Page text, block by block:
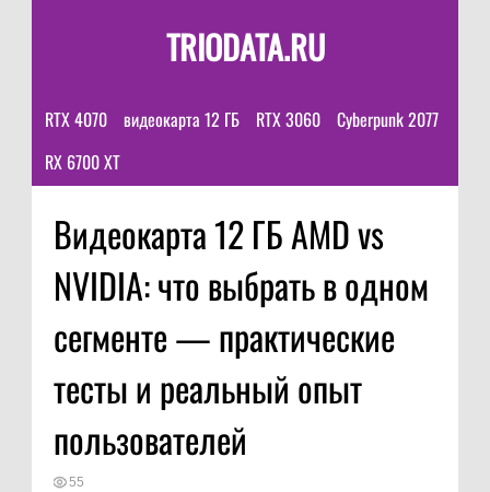
TRIODATA.RU
RTX 4070 видеокарта 12 ГБ RTX 3060
Cyberpunk 2077
RX 6700 XT
Видеокарта 12 ГБ AMD vs
NVIDIA: что выбрать в одном
сегменте — практические
тесты и реальный опыт
пользователей
55